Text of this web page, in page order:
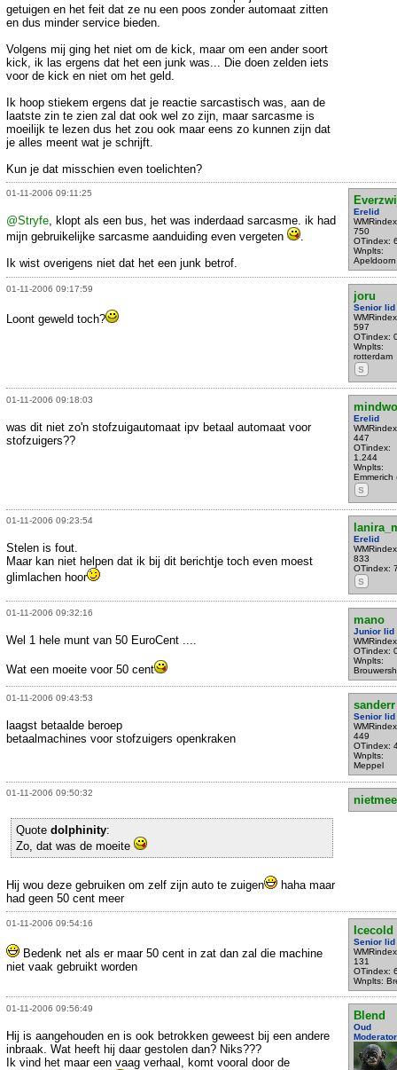
getuigen en het feit dat ze nu een poos zonder automaat zitten
en dus minder service bieden.
Volgens mij ging het niet om de kick, maar om een ander soort
kick, ik las ergens dat het een junk was... Die doen zelden iets
voor de kick en niet om het geld.
Ik hoop stiekem ergens dat je reactie sarcastisch was, aan de
laatste zin te zien zal dat ook wel zo zijn, maar sarcasme is
moeilijk te lezen dus het zou ook maar eens zo kunnen zijn dat
je alles meent wat je schrijft.
Kun je dat misschien even toelichten?
01-11-2006 09:11:25
Erelid
750
OTindex:
Wnplts:
Apeldoorn
@Stryfe, klopt als een bus, het was inderdaad sarcasme. ik had
mijn gebruikelijke sarcasme aanduiding even vergeten
.
Ik wist overigens niet dat het een junk betrof.
01-11-2006 09:17:59
joru
Senior lid
597
OTindex:
Wnplts:
rotterdam
S
Loont geweld toch?
01-11-2006 09:18:03
Erelid
447
OTindex:
1.244
Wnplts:
Emmerich
S
was dit niet zo'n stofzuigautomaat ipv betaal automaat voor
stofzuigers??
01-11-2006 09:23:54
Erelid
833
OTindex:
S
Stelen is fout.
Maar kan niet helpen dat ik bij dit berichtje toch even moest
glimlachen hoor
01-11-2006 09:32:16
mano
Junior lid
OTindex:
Wnplts:
Wel 1 hele munt van 50 EuroCent ....
Wat een moeite voor 50 cent
01-11-2006 09:43:53
sanderr
Senior lid
449
OTindex:
Wnplts:
Meppel
laagst betaalde beroep
betaalmachines voor stofzuigers openkraken
01-11-2006 09:50:32
Quote dolphinity:
Zo, dat was de moeite
Hij wou deze gebruiken om zelf zijn auto te zuigen
haha maar
had geen 50 cent meer
01-11-2006 09:54:16
Icecold
Senior lid
131
OTindex:
Wnplts:
Bedenk net als er maar 50 cent in zat dan zal die machine
niet vaak gebruikt worden
01-11-2006 09:56:49
Blend
Oud
Moderator
Hij is aangehouden en is ook betrokken geweest bij een andere
inbraak. Wat heeft hij daar gestolen dan? Niks???
Ik vind het maar een vaag verhaal, komt vooral door de